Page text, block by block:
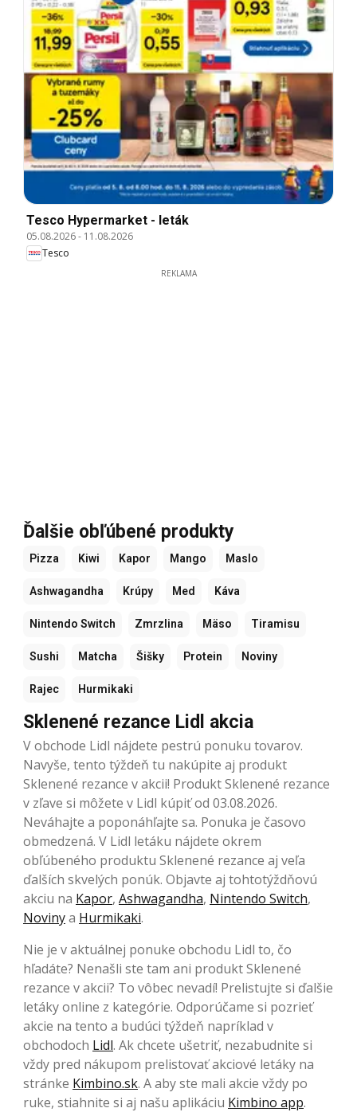
Tesco Hypermarket - leták
05.08.2026- 11.08.2026
Tesco
REKLAMA
Ďalšie obľúbené produkty
Pizza Kiwi Kapor Mango Maslo
Ashwagandha Krúpy Med Káva
Nintendo Switch Zmrzlina Mäso Tiramisu
Sushi Matcha Šišky Protein Noviny
Rajec Hurmikaki
Sklenené rezance Lidl akcia
V obchode Lidl nájdete pestrú ponuku tovarov.
Navyše, tento týždeň tu nakúpite aj produkt
Sklenené rezance v akcii! Produkt Sklenené rezance
v zľave si môžete v Lidl kúpiť od 03.08.2026.
Neváhajte a poponáhľajte sa. Ponuka je časovo
obmedzená. V Lidl letáku nájdete okrem
obľúbeného produktu Sklenené rezance aj veľa
ďalších skvelých ponúk. Objavte aj tohtotýždňovú
akciu na Kapor, Ashwagandha, Nintendo Switch,
Novinya Hurmikaki.
Nie je v aktuálnej ponuke obchodu Lidl to, čo
hľadáte? Nenašli ste tam ani produkt Sklenené
rezance v akcii? To vôbec nevadí! Prelistujte si ďalšie
letáky online z kategórie. Odporúčame si pozrieť
akcie na tento a budúci týždeň napríklad v
obchodoch Lidl. Ak chcete ušetriť, nezabudnite si
vždy pred nákupom prelistovať akciové letáky na
stránke Kimbino.sk. A aby ste mali akcie vždy po
ruke, stiahnite si aj našu aplikáciu Kimbino app.